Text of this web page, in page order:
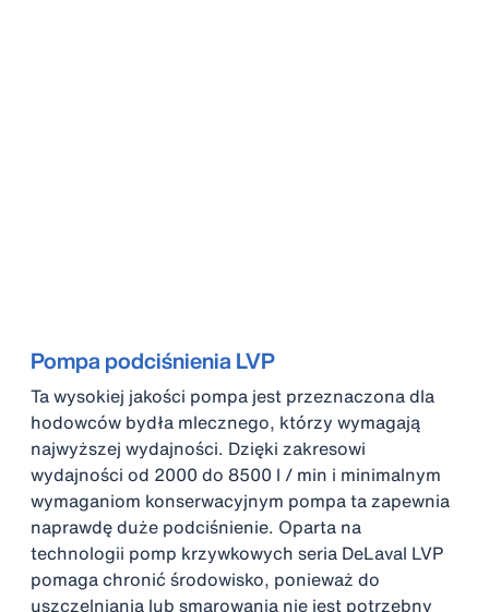
Pompa podciśnienia LVP
Ta wysokiej jakości pompa jest przeznaczona dla
hodowców bydła mlecznego, którzy wymagają
najwyższej wydajności. Dzięki zakresowi
wydajności od 2000 do 8500 l / min i minimalnym
wymaganiom konserwacyjnym pompa ta zapewnia
naprawdę duże podciśnienie. Oparta na
technologii pomp krzywkowych seria DeLaval LVP
pomaga chronić środowisko, ponieważ do
uszczelniania lub smarowania nie jest potrzebny